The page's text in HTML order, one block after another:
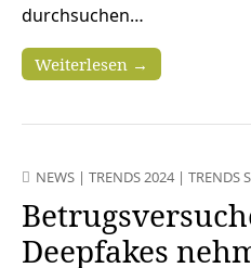
durchsuchen…
Weiterlesen →
NEWS | TRENDS 2024| TRENDS
Deepfakes